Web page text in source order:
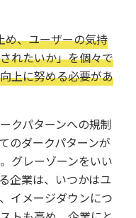
め、ユーザーの気持
れたいか」を個々で
上に努める必要があ
クパターンへの規制
のダークパターンが
グレーゾーンをいい
企業は、いつかはユ
イメージダウンにつ